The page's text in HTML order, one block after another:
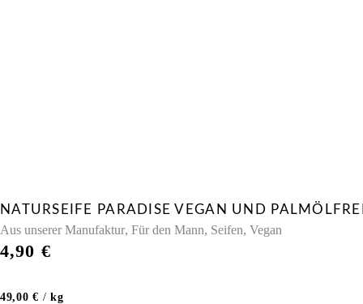
NATURSEIFE PARADISE VEGAN UND
Aus unserer Manufaktur, Für den Mann, Seifen, Vegan
4,90 €
49,00€ /kg